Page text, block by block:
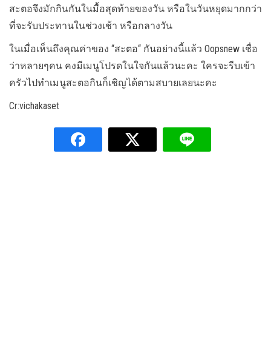
สะตอจึงมักกินกันในมื้อสุดท้ายของวัน หรือในวันหยุดมากกว่า
ที่จะรับประทานในช่วงเช้า หรือกลางวัน
ในเมื่อเห็นถึงคุณค่าของ “สะตอ“ กันอย่างนี้แล้ว Oopsnew เชื่อ
ว่าหลายๆคน คงมีเมนูโปรดในใจกันแล้วนะคะ ใครจะรีบเข้า
ครัวไปทำเมนูสะตอกินก็เชิญได้ตามสบายเลยนะคะ
Cr:vichakaset